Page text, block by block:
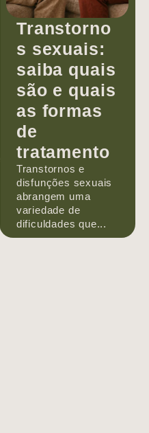
Transtorno
s sexuais:
saiba quais
são e quais
as formas
de
tratamento
Transtornos e
disfunções sexuais
abrangem uma
variedade de
dificuldades que...